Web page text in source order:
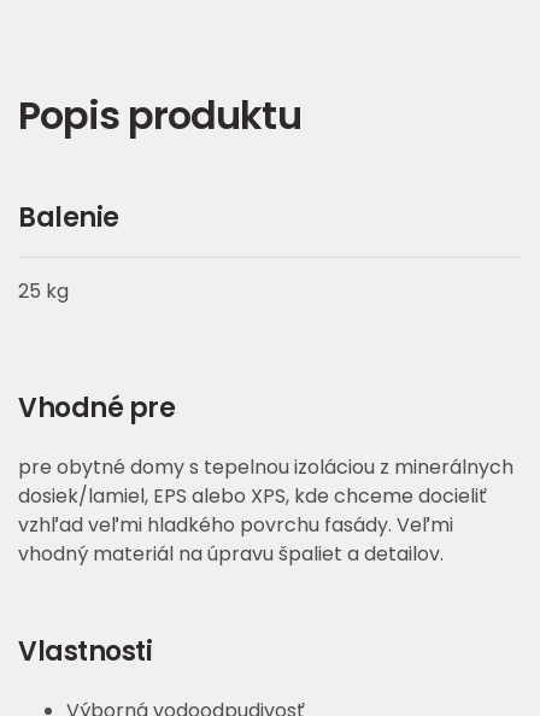
Popis produktu
Balenie
25 kg
Vhodné pre
pre obytné domy s tepelnou izoláciou z minerálnych
dosiek/lamiel, EPS alebo XPS, kde chceme docieliť
vzhľad veľmi hladkého povrchu fasády. Veľmi
vhodný materiál na úpravu špaliet a detailov.
Vlastnosti